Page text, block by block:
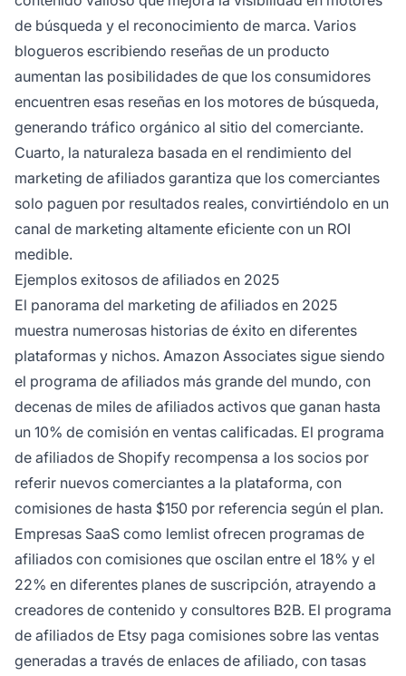
de búsqueda y el reconocimiento de marca. Varios
blogueros escribiendo reseñas de un producto
aumentan las posibilidades de que los consumidores
encuentren esas reseñas en los motores de búsqueda,
generando tráfico orgánico al sitio del comerciante.
Cuarto, la naturaleza basada en el rendimiento del
marketing de afiliados garantiza que los comerciantes
solo paguen por resultados reales, convirtiéndolo en un
canal de marketing altamente eficiente con un ROI
medible.
Ejemplos exitosos de afiliados en 2025
El panorama del marketing de afiliados en 2025
muestra numerosas historias de éxito en diferentes
plataformas y nichos. Amazon Associates sigue siendo
el programa de afiliados más grande del mundo, con
decenas de miles de afiliados activos que ganan hasta
un 10% de comisión en ventas calificadas. El programa
de afiliados de Shopify recompensa a los socios por
referir nuevos comerciantes a la plataforma, con
comisiones de hasta $150 por referencia según el plan.
Empresas SaaS como lemlist ofrecen programas de
afiliados con comisiones que oscilan entre el 18% y el
22% en diferentes planes de suscripción, atrayendo a
creadores de contenido y consultores B2B. El programa
de afiliados de Etsy paga comisiones sobre las ventas
generadas a través de enlaces de afiliado, con tasas